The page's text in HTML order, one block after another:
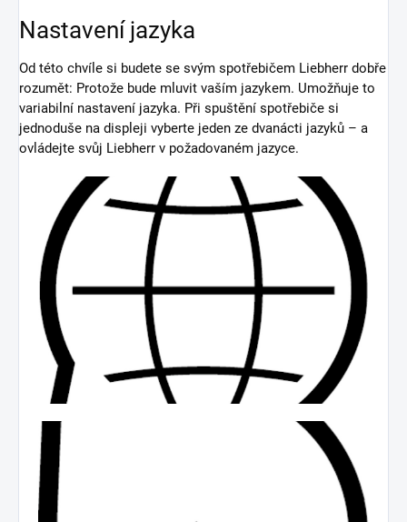
Nastavení jazyka
Od této chvíle si budete se svým spotřebičem Liebherr dobře
rozumět: Protože bude mluvit vaším jazykem. Umožňuje to
variabilní nastavení jazyka. Při spuštění spotřebiče si
jednoduše na displeji vyberte jeden ze dvanácti jazyků – a
ovládejte svůj Liebherr v požadovaném jazyce.